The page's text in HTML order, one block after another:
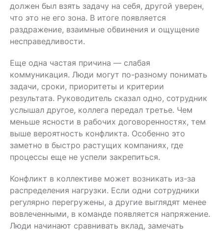
должен был взять задачу на себя, другой уверен,
что это не его зона. В итоге появляется
раздражение, взаимные обвинения и ощущение
несправедливости.
Еще одна частая причина — слабая
коммуникация. Люди могут по-разному понимать
задачи, сроки, приоритеты и критерии
результата. Руководитель сказал одно, сотрудник
услышал другое, коллега передал третье. Чем
меньше ясности в рабочих договоренностях, тем
выше вероятность конфликта. Особенно это
заметно в быстро растущих компаниях, где
процессы еще не успели закрепиться.
Конфликт в коллективе может возникать из-за
распределения нагрузки. Если одни сотрудники
регулярно перегружены, а другие выглядят менее
вовлеченными, в команде появляется напряжение.
Люди начинают сравнивать вклад, замечать